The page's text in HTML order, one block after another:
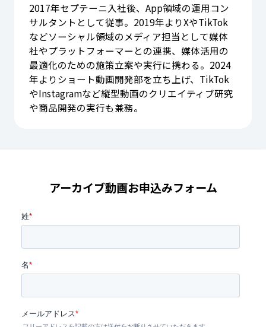
2017年セプテーニ入社後、App領域の運用コン
サルタントとして従事。2019年よりXやTikTok
などソーシャル領域のメディア担当として媒体
社やプラットフォーマーとの連携、媒体活用の
最適化のための施策立案や実行に携わる。2024
年よりショート動画開発部を立ち上げ、TikTok
やInstagramなど縦型動画のクリエイティブ研究
や商品開発の実行も兼務。
アーカイブ動画お申込みフォーム